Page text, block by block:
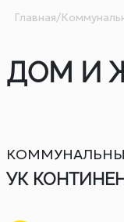
Главная/
ДОМ И
УК